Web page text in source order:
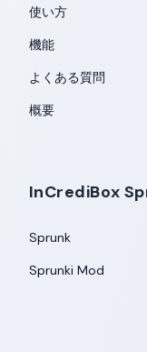
使い方
機能
よくある質問
概要
InCrediBox
Sprunk
Sprunki Mod